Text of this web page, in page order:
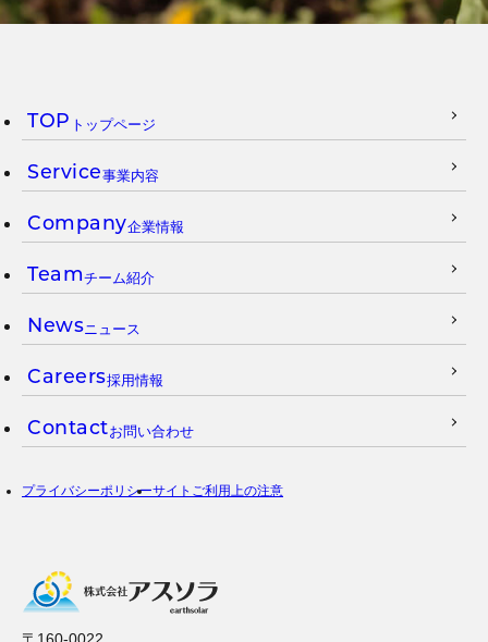
TOP トップページ
Service事業内容
Company企業情報
Teamチーム紹介
Newsニュース
Careers採用情報
Contactお問い合わせ
プライバシーポリシーサイトご利用上の注意